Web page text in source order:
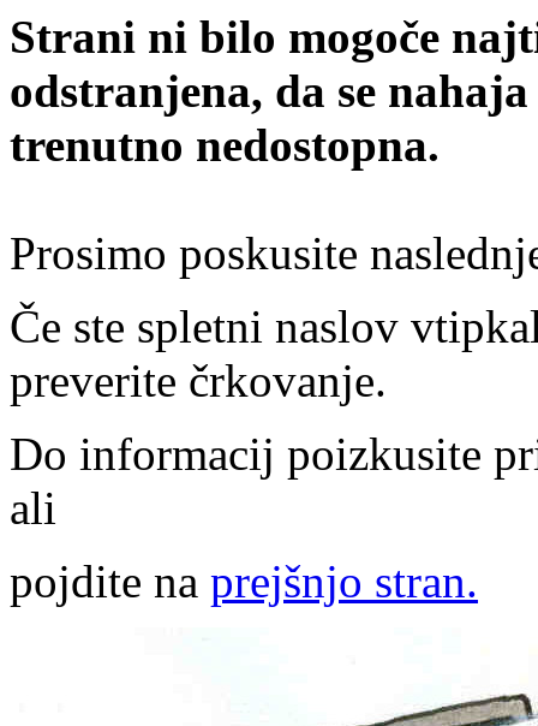
Strani ni bilo mogoče
odstranjena, da se
trenutno nedostopna.
Prosimo poskusite
Če ste spletni naslov
preverite črkovanje.
Do informacij poizkusite
ali
pojdite na prejšnjo stran.